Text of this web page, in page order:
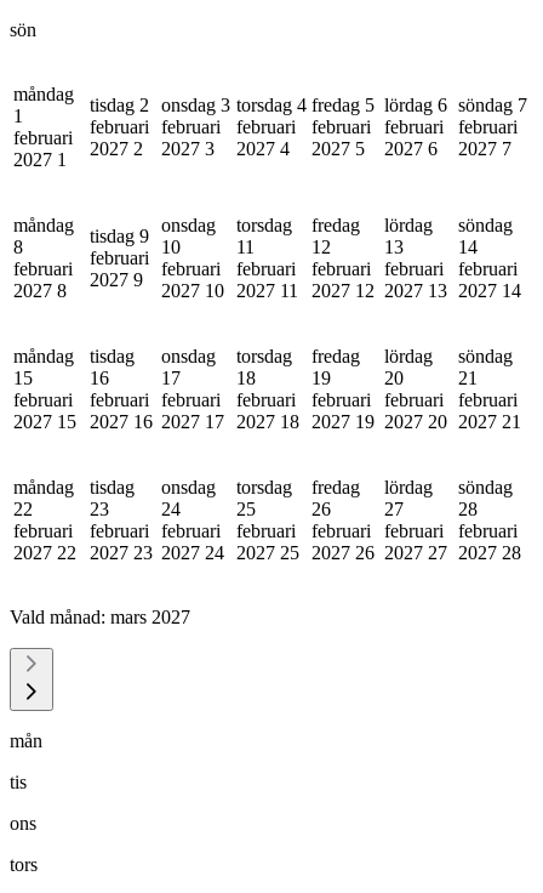
sön
måndag
1
februari
2027 1
tisdag 2
februari
2027 2
onsdag 3
februari
2027 3
torsdag 4
februari
2027 4
fredag 5
februari
2027 5
lördag 6
februari
2027 6
söndag 7
februari
2027 7
måndag
8
februari
2027 8
tisdag 9
februari
2027 9
onsdag
10
februari
2027 10
torsdag
11
februari
2027 11
fredag
12
februari
2027 12
lördag
13
februari
2027 13
söndag
14
februari
2027 14
måndag
15
februari
2027 15
tisdag
16
februari
2027 16
onsdag
17
februari
2027 17
torsdag
18
februari
2027 18
fredag
19
februari
2027 19
lördag
20
februari
2027 20
söndag
21
februari
2027 21
måndag
22
februari
2027 22
tisdag
23
februari
2027 23
onsdag
24
februari
2027 24
torsdag
25
februari
2027 25
fredag
26
februari
2027 26
lördag
27
februari
2027 27
söndag
28
februari
2027 28
Vald månad: mars 2027
mån
tis
ons
tors